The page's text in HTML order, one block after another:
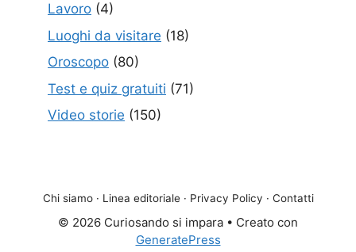
Lavoro (4)
Luoghi da visitare (18)
Oroscopo (80)
Test e quiz gratuiti (71)
Video storie (150)
Chi siamo · Linea editoriale · Privacy Policy · Contatti
© 2026 Curiosando si impara • Creato con
GeneratePress